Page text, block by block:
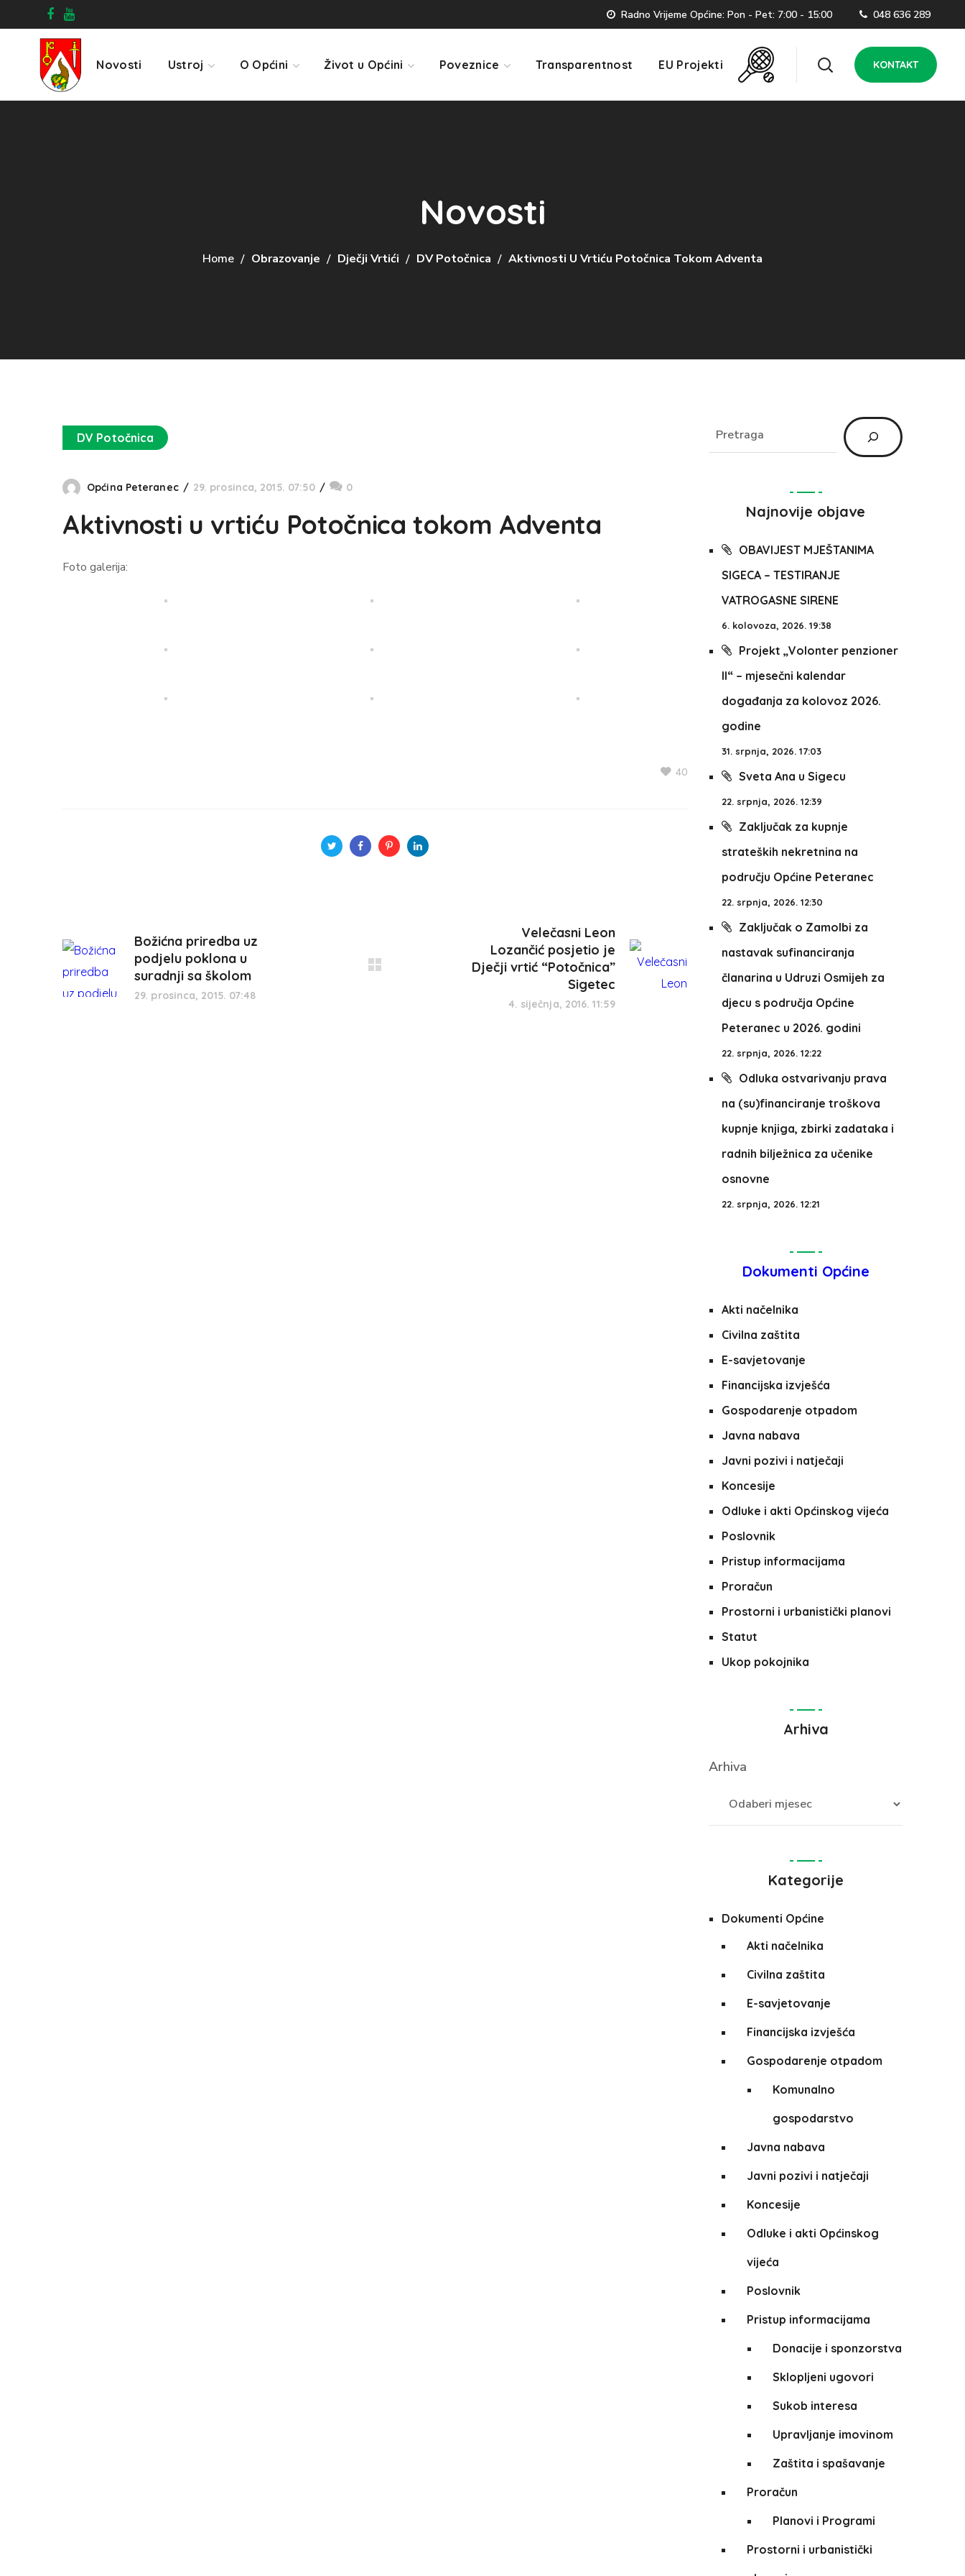
Radno Vrijeme Općine: Pon - Pet: 7:00 - 15:00 048 636 289
Novosti Ustroj O Općini Život u Općini Poveznice Transparentnost EU Projekti KONTAKT
Novosti
Home Obrazovanje Dječji Vrtići DV Potočnica Aktivnosti U Vrtiću Potočnica Tokom Adventa
DV Potočnica
Općina Peteranec 29. prosinca, 2015. 07:50 0
Aktivnosti u vrtiću Potočnica tokom Adventa
Foto galerija:
40
Božićna priredba uz
podjelu poklona u
suradnji sa školom
29. prosinca, 2015. 07:48
Velečasni Leon
Lozančić posjetio je
Dječji vrtić “Potočnica”
Sigetec
4. siječnja, 2016. 11:59
Najnovije objave
OBAVIJEST MJEŠTANIMA
SIGECA – TESTIRANJE
VATROGASNE SIRENE
6. kolovoza, 2026. 19:38
Projekt „Volonter penzioner
II“ – mjesečni kalendar
događanja za kolovoz 2026.
godine
31. srpnja, 2026. 17:03
Sveta Ana u Sigecu
22. srpnja, 2026. 12:39
Zaključak za kupnje
strateških nekretnina na
području Općine Peteranec
22. srpnja, 2026. 12:30
Zaključak o Zamolbi za
nastavak sufinanciranja
članarina u Udruzi Osmijeh za
djecu s područja Općine
Peteranec u 2026. godini
22. srpnja, 2026. 12:22
Odluka ostvarivanju prava
na (su)financiranje troškova
kupnje knjiga, zbirki zadataka i
radnih bilježnica za učenike
osnovne
22. srpnja, 2026. 12:21
Dokumenti Općine
Akti načelnika
Civilna zaštita
E-savjetovanje
Financijska izvješća
Gospodarenje otpadom
Javna nabava
Javni pozivi i natječaji
Koncesije
Odluke i akti Općinskog vijeća
Poslovnik
Pristup informacijama
Proračun
Prostorni i urbanistički planovi
Statut
Ukop pokojnika
Arhiva
Arhiva
Kategorije
Dokumenti Općine
Akti načelnika
Civilna zaštita
E-savjetovanje
Financijska izvješća
Gospodarenje otpadom
Komunalno
gospodarstvo
Javna nabava
Javni pozivi i natječaji
Koncesije
Odluke i akti Općinskog
vijeća
Poslovnik
Pristup informacijama
Donacije i sponzorstva
Sklopljeni ugovori
Sukob interesa
Upravljanje imovinom
Zaštita i spašavanje
Proračun
Planovi i Programi
Prostorni i urbanistički